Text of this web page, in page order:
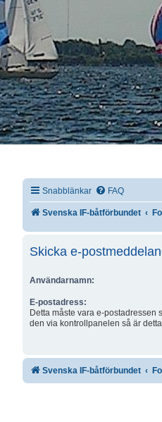
Snabblänkar FAQ
Svenska IF-båtförbundet
Skicka e-
Användarnamn:
E-postadress:
Detta måste vara e-postadressen
den via kontrollpanelen så är
Svenska IF-båtförbundet